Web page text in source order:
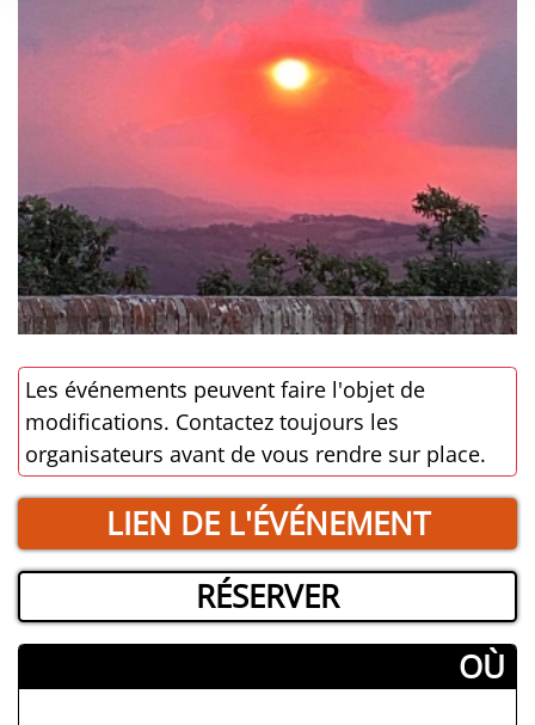
Les événements peuvent faire l'objet de
modifications. Contactez toujours les
organisateurs avant de vous rendre sur place.
LIEN DE L'ÉVÉNEMENT
RÉSERVER
­OÙ